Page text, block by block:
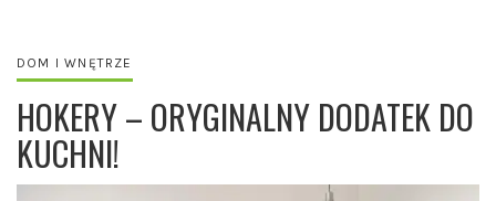
DOM I WNĘTRZE
HOKERY – ORYGINALNY DODATEK DO
KUCHNI!